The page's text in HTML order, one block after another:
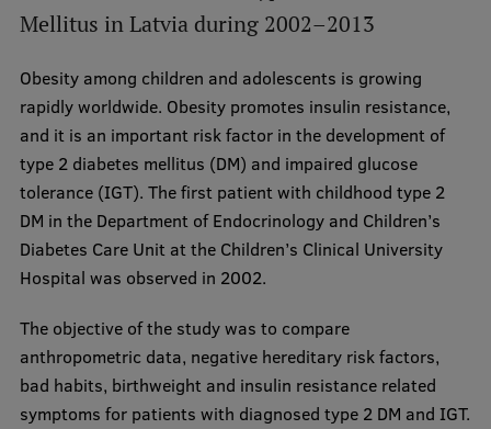
Mellitus in Latvia during 2002–2013
Obesity among children and adolescents is growing
rapidly worldwide. Obesity promotes insulin resistance,
and it is an important risk factor in the development of
type 2 diabetes mellitus (DM) and impaired glucose
tolerance (IGT). The first patient with childhood type 2
DM in the Department of Endocrinology and Children’s
Diabetes Care Unit at the Children’s Clinical University
Hospital was observed in 2002.
The objective of the study was to compare
anthropometric data, negative hereditary risk factors,
bad habits, birthweight and insulin resistance related
symptoms for patients with diagnosed type 2 DM and IGT.